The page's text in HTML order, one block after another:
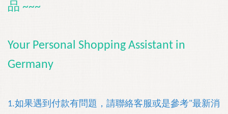
品 ~~~
Your Personal Shopping Assistant in
Germany
1.如果遇到付款有問題 ，請聯絡客服或是參考"最新消